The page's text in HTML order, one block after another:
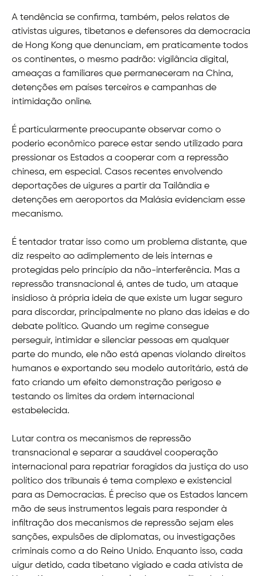
A tendência se confirma, também, pelos relatos de
ativistas uigures, tibetanos e defensores da democracia
de Hong Kong que denunciam, em praticamente todos
os continentes, o mesmo padrão: vigilância digital,
ameaças a familiares que permaneceram na China,
detenções em países terceiros e campanhas de
intimidação online.
É particularmente preocupante observar como o
poderio econômico parece estar sendo utilizado para
pressionar os Estados a cooperar com a repressão
chinesa, em especial. Casos recentes envolvendo
deportações de uigures a partir da Tailândia e
detenções em aeroportos da Malásia evidenciam esse
mecanismo.
É tentador tratar isso como um problema distante, que
diz respeito ao adimplemento de leis internas e
protegidas pelo princípio da não-interferência. Mas a
repressão transnacional é, antes de tudo, um ataque
insidioso à própria ideia de que existe um lugar seguro
para discordar, principalmente no plano das ideias e do
debate político. Quando um regime consegue
perseguir, intimidar e silenciar pessoas em qualquer
parte do mundo, ele não está apenas violando direitos
humanos e exportando seu modelo autoritário, está de
fato criando um efeito demonstração perigoso e
testando os limites da ordem internacional
estabelecida.
Lutar contra os mecanismos de repressão
transnacional e separar a saudável cooperação
internacional para repatriar foragidos da justiça do uso
político dos tribunais é tema complexo e existencial
para as Democracias. É preciso que os Estados lancem
mão de seus instrumentos legais para responder à
infiltração dos mecanismos de repressão sejam eles
sanções, expulsões de diplomatas, ou investigações
criminais como a do Reino Unido. Enquanto isso, cada
uigur detido, cada tibetano vigiado e cada ativista de